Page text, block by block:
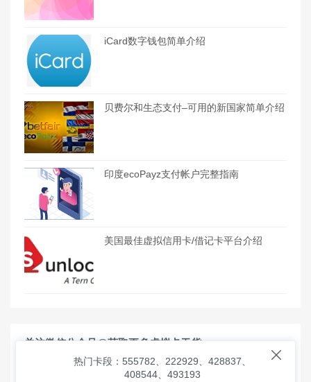
iCard数字钱包简单介绍
贝费尔和生态支付–可用的新国家简单介绍
印度ecoPayz支付帐户完整指南
美国最佳虚拟信用卡/借记卡平台介绍
关注微信公众号@获取更多虚拟卡干货

热门卡段：555782、222929、428837、
408544、493193